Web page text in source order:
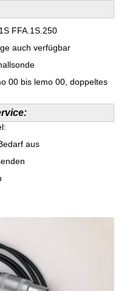
FFA.1S.250
auch verfügbar
00 bis lemo 00, doppeltes
aus